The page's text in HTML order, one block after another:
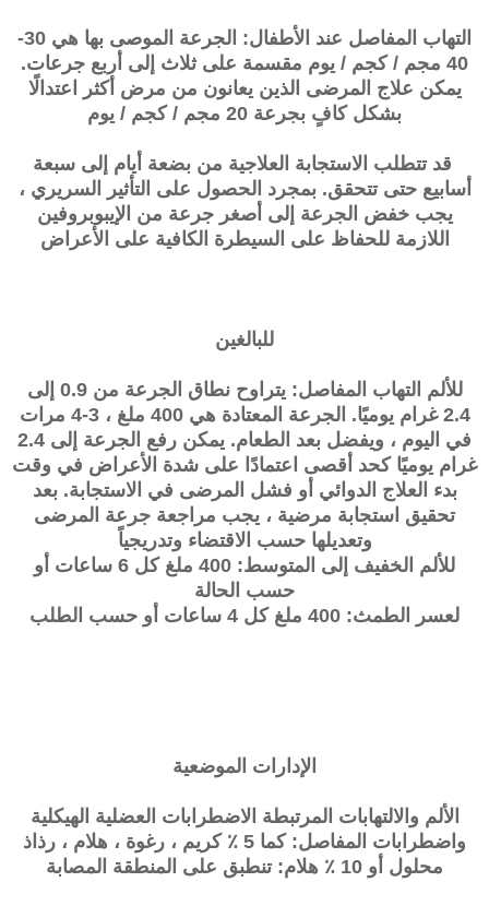
التهاب المفاصل عند الأطفال: الجرعة الموصى بها هي 30-
40 مجم / كجم / يوم مقسمة على ثلاث إلى أربع جرعات.
يمكن علاج المرضى الذين يعانون من مرض أكثر اعتدالًا
بشكل كافٍ بجرعة 20 مجم / كجم / يوم
قد تتطلب الاستجابة العلاجية من بضعة أيام إلى سبعة
أسابيع حتى تتحقق. بمجرد الحصول على التأثير السريري ،
يجب خفض الجرعة إلى أصغر جرعة من الإيبوبروفين
اللازمة للحفاظ على السيطرة الكافية على الأعراض
للبالغين
للألم التهاب المفاصل: يتراوح نطاق الجرعة من 0.9 إلى
2.4 غرام يوميًا. الجرعة المعتادة هي 400 ملغ ، 3-4 مرات
في اليوم ، ويفضل بعد الطعام. يمكن رفع الجرعة إلى 2.4
غرام يوميًا كحد أقصى اعتمادًا على شدة الأعراض في وقت
بدء العلاج الدوائي أو فشل المرضى في الاستجابة. بعد
تحقيق استجابة مرضية ، يجب مراجعة جرعة المرضى
وتعديلها حسب الاقتضاء وتدريجياً
للألم الخفيف إلى المتوسط: 400 ملغ كل 6 ساعات أو
حسب الحالة
لعسر الطمث: 400 ملغ كل 4 ساعات أو حسب الطلب
الإدارات الموضعية
الألم والالتهابات المرتبطة الاضطرابات العضلية الهيكلية
واضطرابات المفاصل: كما 5 ٪ كريم ، رغوة ، هلام ، رذاذ
محلول أو 10 ٪ هلام: تنطبق على المنطقة المصابة